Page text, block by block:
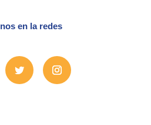
en la redes